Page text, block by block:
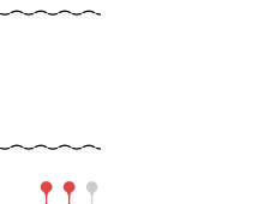
Schwierigkeit